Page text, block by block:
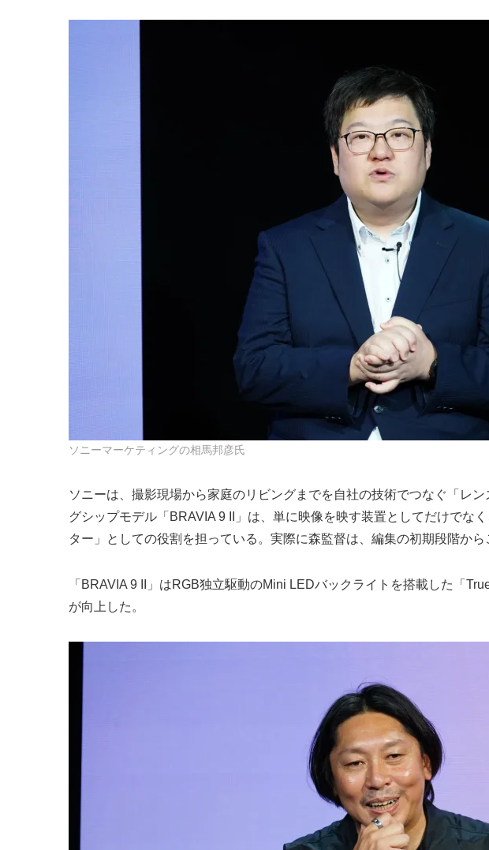
ソニーマーケティングの相馬邦彦氏
ソニーは、撮影現場から家庭のリビングまでを自社の技術でつなぐ「レ
グシップモデル「BRAVIA 9 II」は、単に映像を映す装置としてだけでな
ター」としての役割を担っている。実際に森監督は、編集の初期段階か
「BRAVIA 9 II」はRGB独立駆動のMini LEDバックライトを搭載した「
が向上した。